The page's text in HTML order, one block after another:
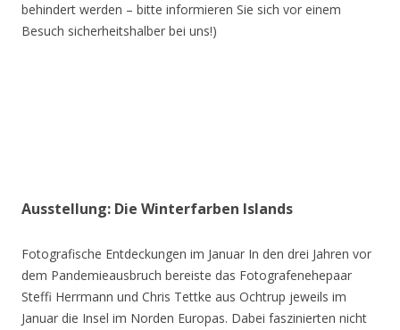
behindert werden – bitte informieren Sie sich vor einem
Besuch sicherheitshalber bei uns!)
Ausstellung: Die Winterfarben Islands
Fotografische Entdeckungen im Januar In den drei Jahren vor
dem Pandemieausbruch bereiste das Fotografenehepaar
Steffi Herrmann und Chris Tettke aus Ochtrup jeweils im
Januar die Insel im Norden Europas. Dabei faszinierten nicht